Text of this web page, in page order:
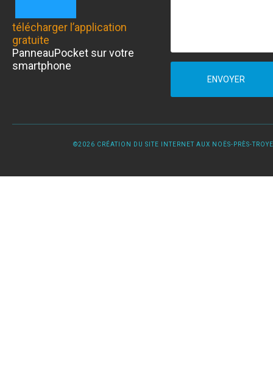
télécharger l’application
gratuite
PanneauPocket sur votre
smartphone
ENVOYER
©2026 CRÉATION DU SITE INTERNET AUX NOËS-PRÈS-